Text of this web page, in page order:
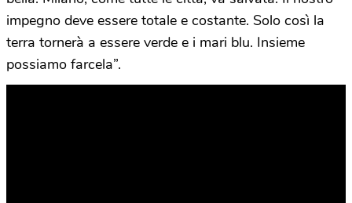
impegno deve essere totale e costante. Solo così la
terra tornerà a essere verde e i mari blu. Insieme
possiamo farcela”.